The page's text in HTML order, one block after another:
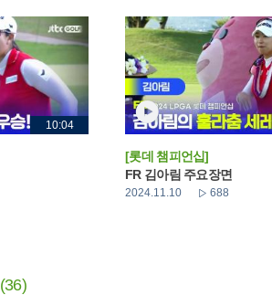
10:04
[롯데 챔피언십]
FR 김아림 주요장면
2024.11.10 688
(36)